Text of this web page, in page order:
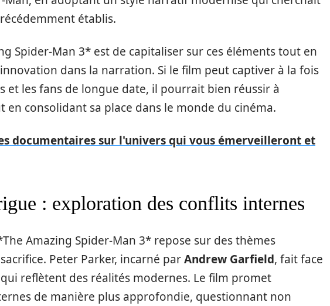
établis.
Spider-Man 3* est de capitaliser sur ces éléments tout en
dans la narration. Si le film peut captiver à la fois
et les fans de longue date, il pourrait bien réussir à
consolidant sa place dans le monde du cinéma.
documentaires sur l'univers qui vous émerveilleront et
: exploration des conflits internes
Amazing Spider-Man 3* repose sur des thèmes
Peter Parker, incarné parAndrew Garfield, fait face
reflètent des réalités modernes. Le film promet
de manière plus approfondie, questionnant non